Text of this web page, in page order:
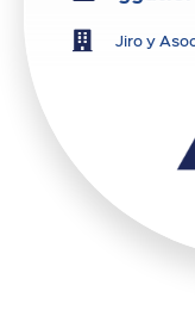
Jiro y